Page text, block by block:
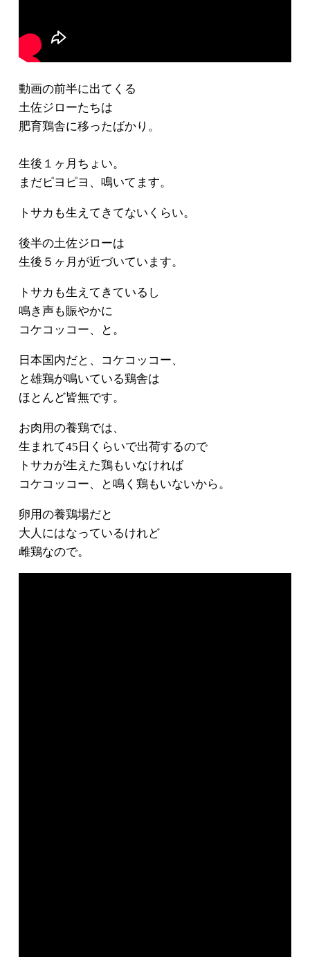
動画の前半に出てくる
土佐ジローたちは
肥育鶏舎に移ったばかり。
生後１ヶ月ちょい。
まだピヨピヨ、鳴いてます。
トサカも生えてきてないくらい。
後半の土佐ジローは
生後５ヶ月が近づいています。
トサカも生えてきているし
鳴き声も賑やかに
コケコッコー、と。
日本国内だと、コケコッコー、
と雄鶏が鳴いている鶏舎は
ほとんど皆無です。
お肉用の養鶏では、
生まれて45日くらいで出荷するので
トサカが生えた鶏もいなければ
コケコッコー、と鳴く鶏もいないから。
卵用の養鶏場だと
大人にはなっているけれど
雌鶏なので。